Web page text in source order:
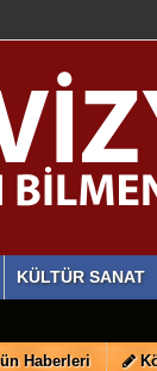
KÜLTÜR SANAT
Haberleri